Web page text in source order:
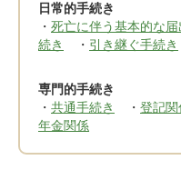
日常的手続き
・ 死亡に伴う基本的な
続き
・ 引き継ぐ手続き
専門的手続き
・ 共通手続き ・ 登記関
年金関係